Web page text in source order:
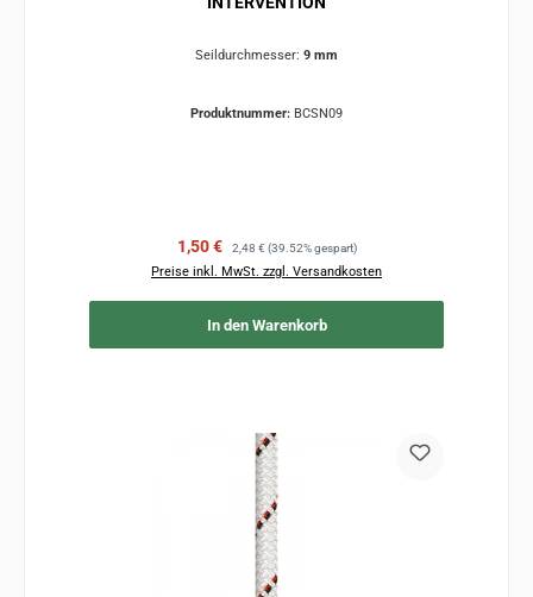
Seildurchmesser: 9 mm
Produktnummer: BCSN09
Verkaufspreis:
1,50 € Regulärer Preis:
2,48 € (39.52% gespart)
Preise inkl. MwSt. zzgl. Versandkosten
In den Warenkorb